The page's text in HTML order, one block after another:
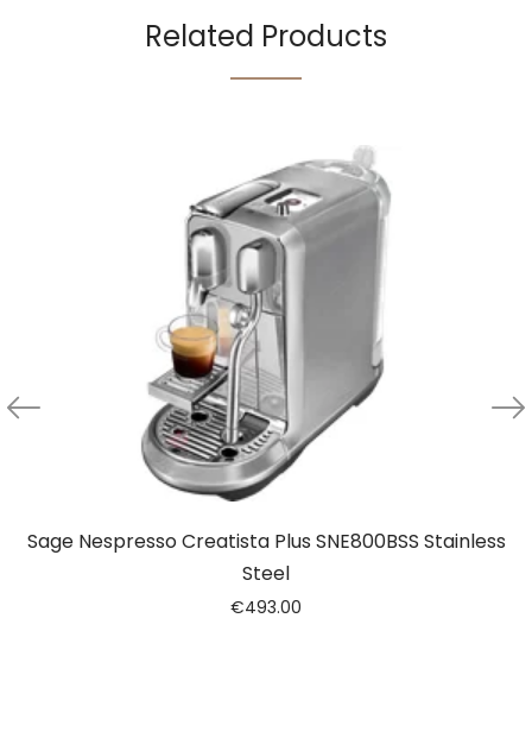
Related Products
Sage Nespresso Creatista Plus SNE800BSS Stainless
Steel
€493.00